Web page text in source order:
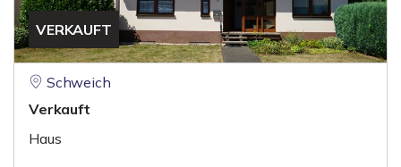
VERKAUFT
Schweich
Verkauft
Haus